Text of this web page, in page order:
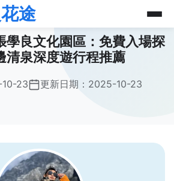
途
學良文化園區：免費入場探
清泉深度遊行程推薦
23 更新日期： 2025-10-23